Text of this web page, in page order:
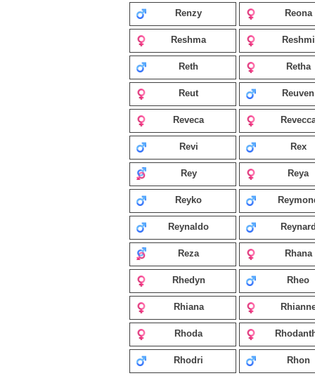
Renzy Reona
Reshma Reshmi
Reth Retha
Reut Reuven
Reveca
Revi Rex
Rey Reya
Reyko
Reynaldo
Reza Rhana
Rhedyn Rheo
Rhiana
Rhoda
Rhodri Rhon